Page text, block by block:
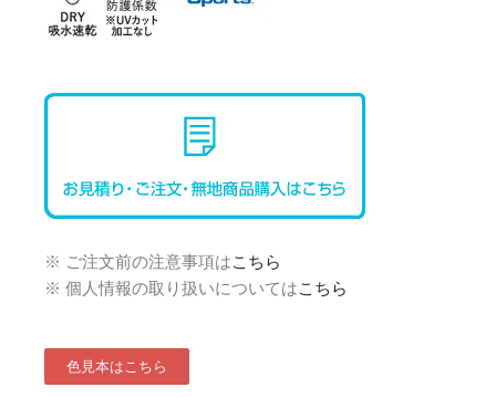
※ ご注文前の注意事項はこちら
※ 個人情報の取り扱いについてはこちら
色見本はこちら